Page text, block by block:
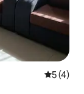
5 (4)